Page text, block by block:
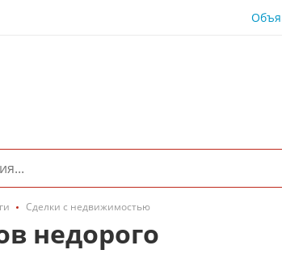
Сделки с недвижимостью
недорого